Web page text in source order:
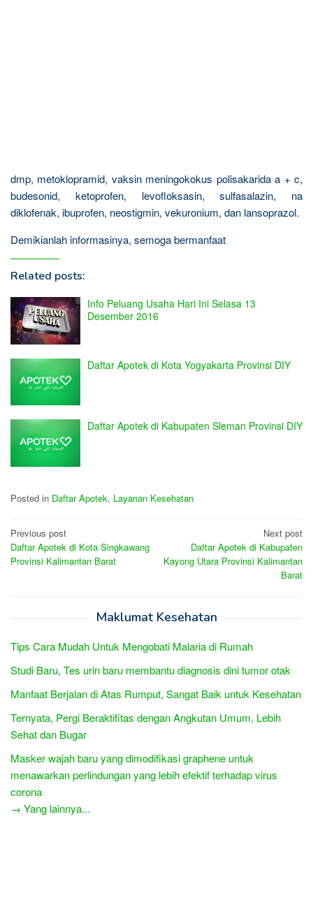
dmp, metoklopramid, vaksin meningokokus polisakarida a + c,
budesonid, ketoprofen, levofloksasin, sulfasalazin, na
diklofenak, ibuprofen, neostigmin, vekuronium, dan lansoprazol.
Demikianlah informasinya, semoga bermanfaat
Related posts:
Info Peluang Usaha Hari Ini Selasa 13
Desember 2016
Daftar Apotek di Kota Yogyakarta Provinsi DIY
Daftar Apotek di Kabupaten Sleman Provinsi DIY
Posted in Daftar Apotek, Layanan Kesehatan
Post
navigation
Previous post
Daftar Apotek di Kota Singkawang
Provinsi Kalimantan Barat
Next post
Daftar Apotek di Kabupaten
Kayong Utara Provinsi Kalimantan
Barat
Maklumat Kesehatan
Tips Cara Mudah Untuk Mengobati Malaria di Rumah
Studi Baru, Tes urin baru membantu diagnosis dini tumor otak
Manfaat Berjalan di Atas Rumput, Sangat Baik untuk Kesehatan
Ternyata, Pergi Beraktifitas dengan Angkutan Umum, Lebih
Sehat dan Bugar
Masker wajah baru yang dimodifikasi graphene untuk
menawarkan perlindungan yang lebih efektif terhadap virus
corona
→ Yang lainnya...